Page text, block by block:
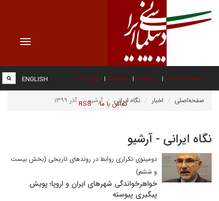
Toggle
صفحه نخست درباره ما عضویت پیوند ها
تماس با ما RSS
ENGLISH
صفحه‌اصلی اخبار نگاه ایرانی آرشیو آذر ۱۳۹۹
نگاه ایرانی - آرشیو
دومینوی تکراری روابط در روندهای تاریخی (بخش بیست
و ششم)
خواهرخواندگی شهرهای ایران و اروپا؛ پویش
پیگیری پیوسته